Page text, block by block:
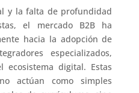
y la falta de profundidad
el mercado B2B ha
hacia la adopción de
especializados,
ecosistema digital. Estas
actúan como simples